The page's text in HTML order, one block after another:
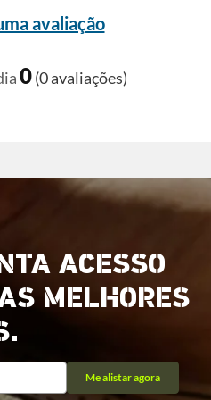
avaliação
0(0 avaliações)
ACESSO
MELHORES
Me alistar agora